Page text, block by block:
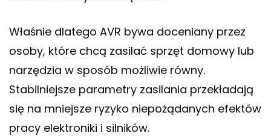
Właśnie dlatego AVR bywa doceniany przez
osoby, które chcą zasilać sprzęt domowy lub
narzędzia w sposób możliwie równy.
Stabilniejsze parametry zasilania przekładają
się na mniejsze ryzyko niepożądanych efektów
pracy elektroniki i silników.